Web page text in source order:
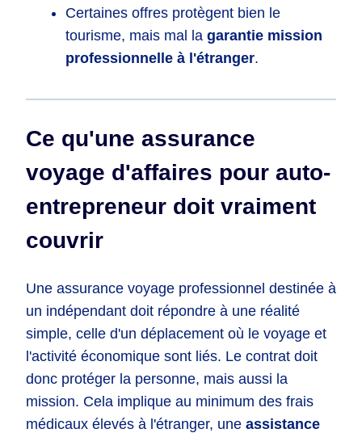
Certaines offres protègent bien le
tourisme, mais mal la garantie mission
professionnelle à l'étranger.
Ce qu'une assurance
voyage d'affaires pour auto-
entrepreneur doit vraiment
couvrir
Une assurance voyage professionnel destinée à
un indépendant doit répondre à une réalité
simple, celle d'un déplacement où le voyage et
l'activité économique sont liés. Le contrat doit
donc protéger la personne, mais aussi la
mission. Cela implique au minimum des frais
médicaux élevés à l'étranger, une assistance